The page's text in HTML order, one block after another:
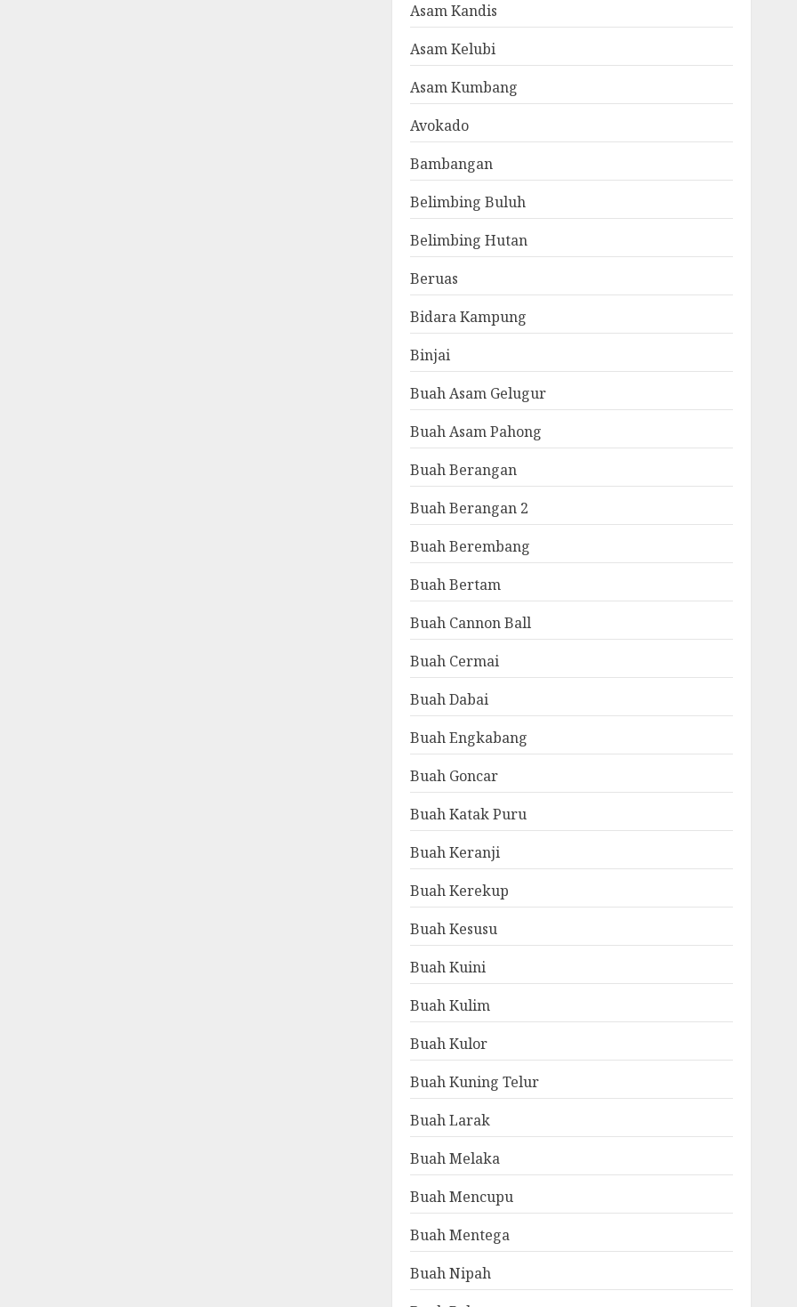
Asam Kandis
Asam Kelubi
Asam Kumbang
Avokado
Bambangan
Belimbing Buluh
Belimbing Hutan
Beruas
Bidara Kampung
Binjai
Buah Asam Gelugur
Buah Asam Pahong
Buah Berangan
Buah Berangan 2
Buah Berembang
Buah Bertam
Buah Cannon Ball
Buah Cermai
Buah Dabai
Buah Engkabang
Buah Goncar
Buah Katak Puru
Buah Keranji
Buah Kerekup
Buah Kesusu
Buah Kuini
Buah Kulim
Buah Kulor
Buah Kuning Telur
Buah Larak
Buah Melaka
Buah Mencupu
Buah Mentega
Buah Nipah